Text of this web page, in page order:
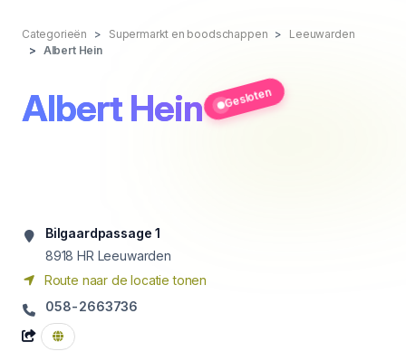
Categorieën Supermarkt en boodschappen
Leeuwarden
Albert Hein
Albert Hein Gesloten
Bilgaardpassage 1
8918 HR Leeuwarden
Route naar de locatie tonen
058-2663736